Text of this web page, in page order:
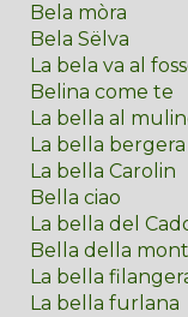
Bela mòra
Bela Sëlva
La bela va al
Belina come te
La bella al
La bella bergera
La bella Carolin
Bella ciao
La bella del
Bella della
La bella
La bella furlana